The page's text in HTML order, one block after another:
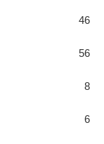
46
56
8
6